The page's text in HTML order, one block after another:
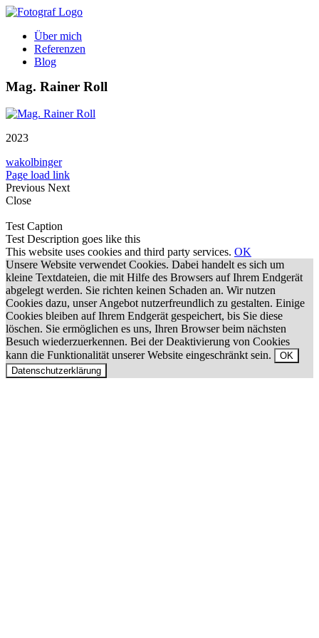
Zum
springenÜber mich
Referenzen
Blog
Mag. Rainer Roll
2023
wakolbinger
Page load link
Previous Next
Close
Test Caption
Test Description goes like this
This website uses cookies and third party services. OK
Unsere Website verwendet Cookies. Dabei handelt es sich um
kleine Textdateien, die mit Hilfe des Browsers auf Ihrem Endgerät
abgelegt werden. Sie richten keinen Schaden an. Wir nutzen
Cookies dazu, unser Angebot nutzerfreundlich zu gestalten. Einige
Cookies bleiben auf Ihrem Endgerät gespeichert, bis Sie diese
löschen. Sie ermöglichen es uns, Ihren Browser beim nächsten
Besuch wiederzuerkennen. Bei der Deaktivierung von Cookies
kann die Funktionalität unserer Website eingeschränkt sein.
OK
Datenschutzerklärung